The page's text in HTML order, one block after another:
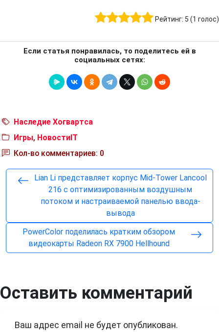
Рейтинг: 5 (1 голос)
Если статья понравилась, то поделитесь ей в
социальных сетях:
Наследие Хогвартса
Игры, НовостиIT
Кол-во комментариев: 0
Lian Li представляет корпус Mid-Tower Lancool
216 с оптимизированным воздушным
потоком и настраиваемой панелью ввода-
вывода
PowerColor поделилась кратким обзором
видеокарты Radeon RX 7900 Hellhound
Оставить комментарий
Ваш адрес email не будет опубликован.